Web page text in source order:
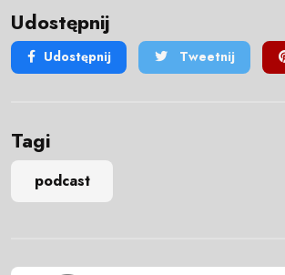
Udostępnij
Udostępnij Tweetnij
Tagi
podcast